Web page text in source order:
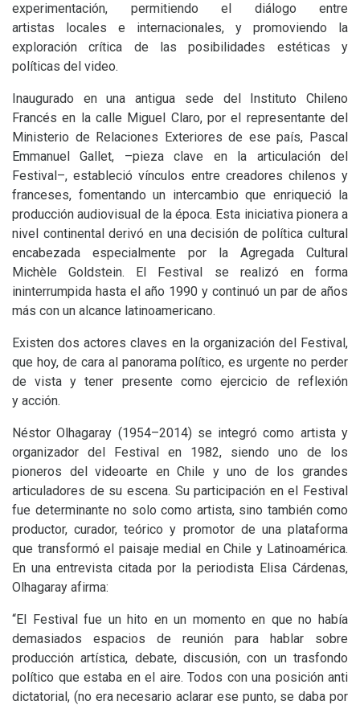
experimentación, permitiendo el diálogo entre
artistas locales e internacionales, y promoviendo la
exploración crítica de las posibilidades estéticas y
políticas del video.
Inaugurado en una antigua sede del Instituto Chileno
Francés en la calle Miguel Claro, por el representante del
Ministerio de Relaciones Exteriores de ese país, Pascal
Emmanuel Gallet, –pieza clave en la articulación del
Festival–, estableció vínculos entre creadores chilenos y
franceses, fomentando un intercambio que enriqueció la
producción audiovisual de la época. Esta iniciativa pionera a
nivel continental derivó en una decisión de política cultural
encabezada especialmente por la Agregada Cultural
Michèle Goldstein. El Festival se realizó en forma
ininterrumpida hasta el año 1990 y continuó un par de años
más con un alcance latinoamericano.
Existen dos actores claves en la organización del Festival,
que hoy, de cara al panorama político, es urgente no perder
de vista y tener presente como ejercicio de reflexión
y acción.
Néstor Olhagaray (1954–2014) se integró como artista y
organizador del Festival en 1982, siendo uno de los
pioneros del videoarte en Chile y uno de los grandes
articuladores de su escena. Su participación en el Festival
fue determinante no solo como artista, sino también como
productor, curador, teórico y promotor de una plataforma
que transformó el paisaje medial en Chile y Latinoamérica.
En una entrevista citada por la periodista Elisa Cárdenas,
Olhagaray afirma:
“El Festival fue un hito en un momento en que no había
demasiados espacios de reunión para hablar sobre
producción artística, debate, discusión, con un trasfondo
político que estaba en el aire. Todos con una posición anti
dictatorial, (no era necesario aclarar ese punto, se daba por